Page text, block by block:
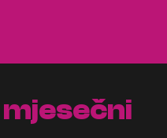
mjesečni